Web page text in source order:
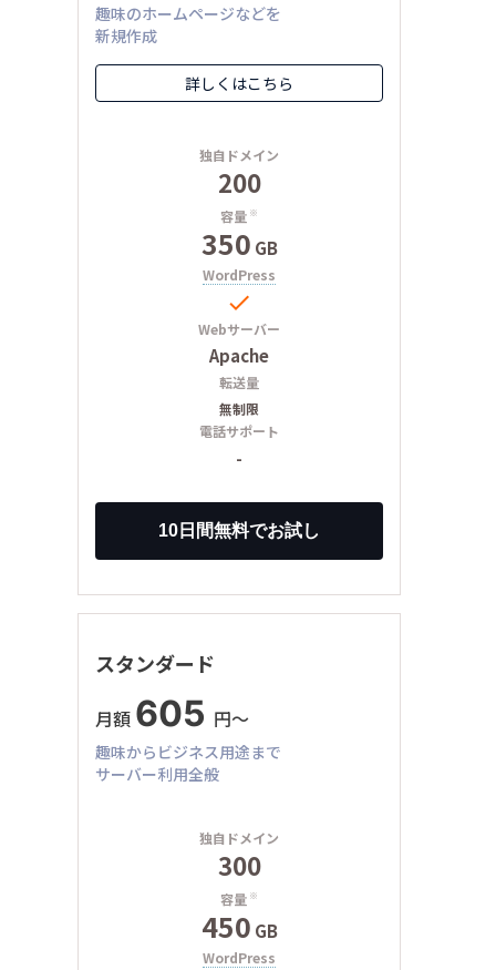
趣味のホームページなどを
新規作成
詳しくはこちら
独自ドメイン
200
容量 ※
350 GB
WordPress

Webサーバー
Apache
転送量
無制限
電話サポート
-
スタンダード
月額 605 円〜
趣味からビジネス用途まで
サーバー利用全般
独自ドメイン
300
容量 ※
450 GB
WordPress